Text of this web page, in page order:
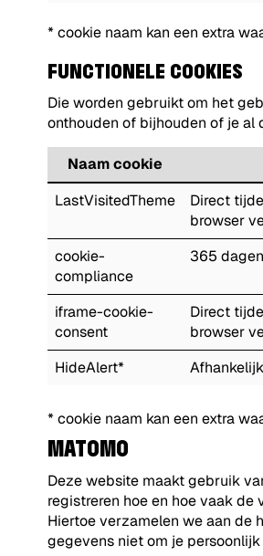
* cookie naam kan een extra
FUNCTIONELE COOKIES
Die worden gebruikt om het
onthouden of bijhouden of je al
Naam cookie
LastVisitedTheme
Direct
browser
cookie-
compliance
365 dagen
iframe-cookie-
consent
Direct
browser
HideAlert*
* cookie naam kan een extra
MATOMO
Deze website maakt gebruik
registreren hoe en hoe vaak
Hiertoe verzamelen we aan de
gegevens niet om je